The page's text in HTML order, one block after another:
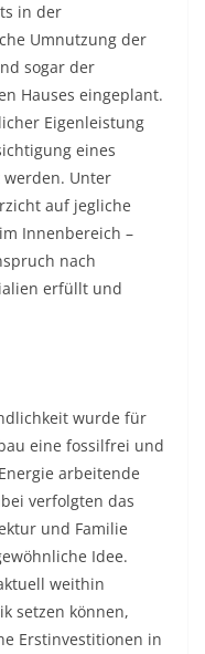
in der
Umnutzung der
sogar der
Hauses eingeplant.
Eigenleistung
eines
werden. Unter
auf jegliche
Innenbereich –
nach
erfüllt und
wurde für
eine fossilfrei und
arbeitende
verfolgten das
und Familie
Idee.
weithin
setzen können,
Erstinvestitionen in